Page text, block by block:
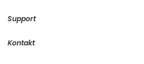
Support
Kontakt